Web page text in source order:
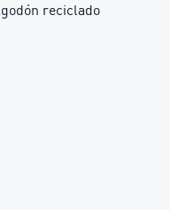
reciclado